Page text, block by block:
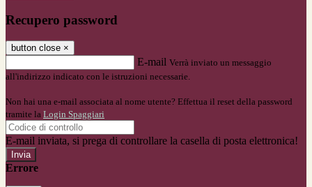
Recupero password
button close ×
E-mail Verrà inviato un messaggio
all'indirizzo indicato con le istruzioni necessarie.
Non hai una e-mail associata al nome utente? Effettua il reset della password
tramite la Login Spaggiari
E-mail inviata, si prega di controllare la casella di posta elettronica!
Errore